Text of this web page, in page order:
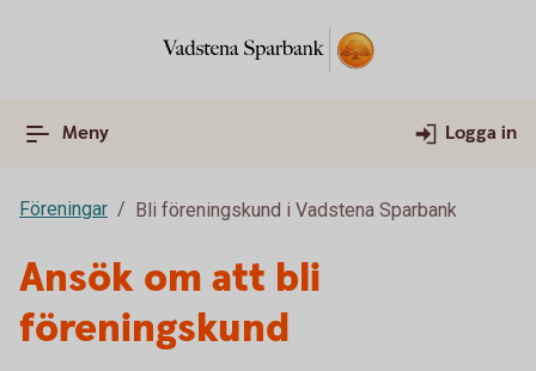
Meny Logga in
Föreningar Bli föreningskund i Vadstena Sparbank
Ansök om att bli
föreningskund